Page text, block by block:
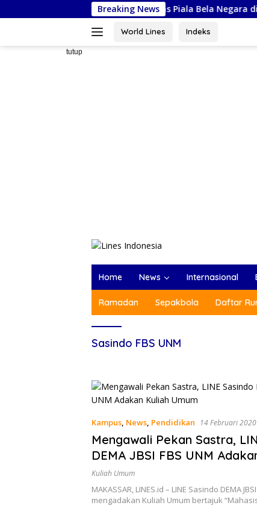
ke
Breaking News
Sulsel Siap Ikuti Kejurnas Piala Bela Negara di Jakarta,
World Lines Indeks
tutup
Home News Internasional
Ramadan Sepakbola Daftar
Sasindo FBS UNM
Kampus, News, Pendidikan 14 Februari 2020
Mengawali Pekan Sastra,
DEMA JBSI FBS UNM
Umum
Kuliah Umum
MAKASSAR, LINES.id – LINE Sasindo DEMA
mengadakan Kuliah Umum bertajuk